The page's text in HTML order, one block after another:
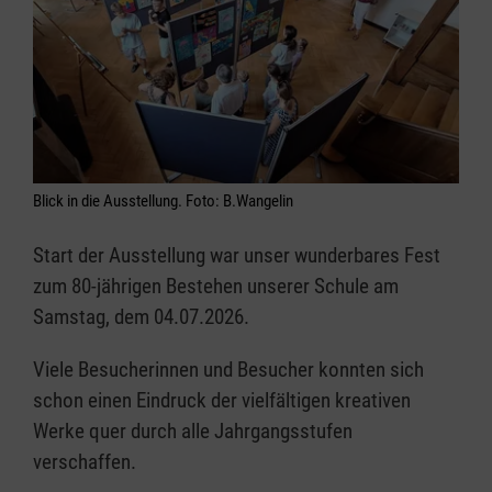
Blick in die Ausstellung. Foto: B.Wangelin
Start der Ausstellung war unser wunderbares Fest
zum 80-jährigen Bestehen unserer Schule am
Samstag, dem 04.07.2026.
Viele Besucherinnen und Besucher konnten sich
schon einen Eindruck der vielfältigen kreativen
Werke quer durch alle Jahrgangsstufen
verschaffen.